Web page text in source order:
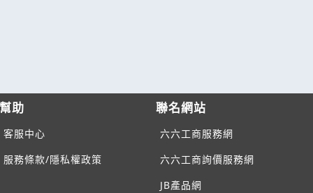
幫助
客服中心
服務條款/隱私權政策
聯名網站
六六工商服務網
六六工商詢價服務網
JB產品網